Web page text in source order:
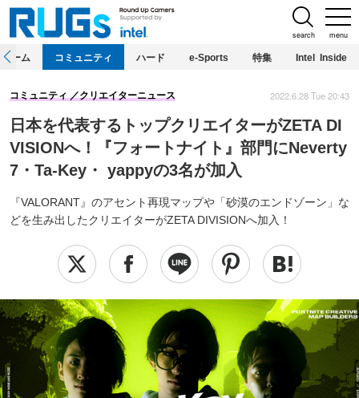
menu
search
ホーム コミュニティ ハード e-Sports 特集 Intel Inside
日本を代表するトップクリエイターがZETA DI
VISIONへ！『フォートナイト』部門にNeverty
7・Ta-Key・ yappyの3名が加入
『VALORANT』のアセント再現マップや「砂漠のエンドゾーン」な
どを生み出したクリエイターがZETA DIVISIONへ加入！
コミュニティ クリエイターニュース 2022.6.28 Tue 20:43